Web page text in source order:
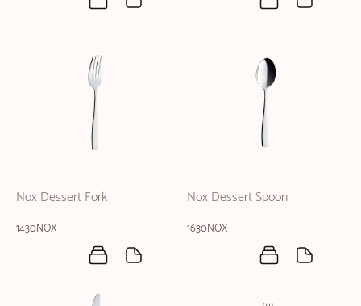
Nox Dessert Fork
1430NOX
Nox Dessert Spoon
1630NOX